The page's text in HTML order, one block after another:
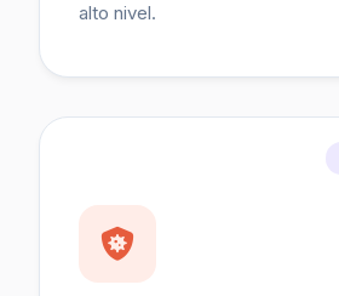
alto nivel.